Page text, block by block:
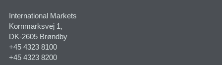
International Markets
Kornmarksvej 1​,
DK-2605 Brøndby
+45 4323 8100
+45 4323 8200